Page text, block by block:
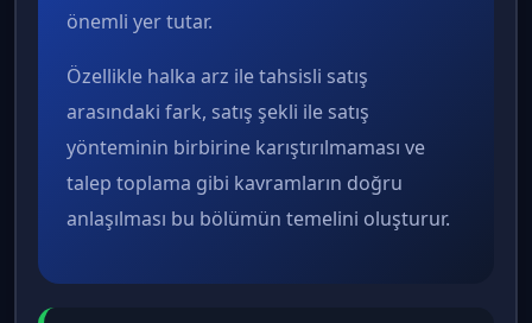
önemli yer tutar.
Özellikle halka arz ile tahsisli satış
arasındaki fark, satış şekli ile satış
yönteminin birbirine karıştırılmaması ve
talep toplama gibi kavramların doğru
anlaşılması bu bölümün temelini oluşturur.